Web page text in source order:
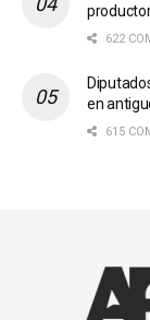
622
en
615